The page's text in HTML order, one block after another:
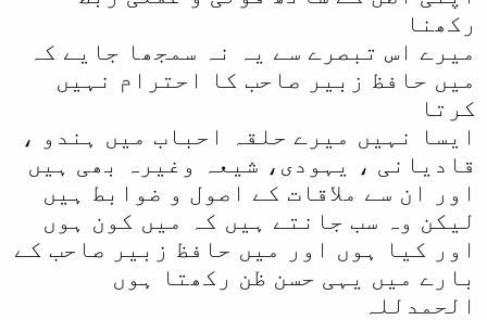
رکھنا
میرے اس تبصرے سے یہ نہ سمجھا جایے کہ
میں حافظ زبیر صاحب کا احترام نہیں
کرتا
ایسا نہیں میرے حلقہ احباب میں ہندو ،
قادیانی ، یہودی، شیعہ وغیرہ بھی ہیں
اور ان سے ملاقات کے اصول و ضوابط ہیں
لیکن وہ سب جانتے ہیں کہ میں کون ہوں
اور کیا ہوں اور میں حافظ زبیر صاحب کے
بارے میں یہی حسن ظن رکھتا ہوں
الحمدللہ